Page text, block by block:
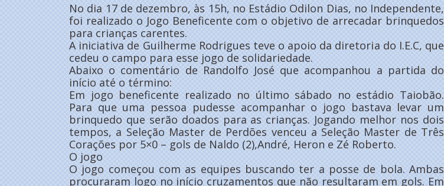
No dia 17 de dezembro, às 15h, no Estádio Odilon Dias, no Independente,
foi realizado o Jogo Beneficente com o objetivo de arrecadar brinquedos
para crianças carentes.
A iniciativa de Guilherme Rodrigues teve o apoio da diretoria do I.E.C, que
cedeu o campo para esse jogo de solidariedade.
Abaixo o comentário de Randolfo José que acompanhou a partida do
início até o término:
Em jogo beneficente realizado no último sábado no estádio Taiobão.
Para que uma pessoa pudesse acompanhar o jogo bastava levar um
brinquedo que serão doados para as crianças. Jogando melhor nos dois
tempos, a Seleção Master de Perdões venceu a Seleção Master de Três
Corações por 5×0 – gols de Naldo (2),André, Heron e Zé Roberto.
O jogo
O jogo começou com as equipes buscando ter a posse de bola. Ambas
procuraram logo no início cruzamentos que não resultaram em gols. Em